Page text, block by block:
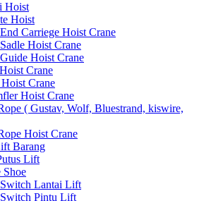
Hoist
Hoist
Carriege Hoist Crane
Hoist Crane
Hoist Crane
Crane
Crane
Hoist Crane
( Gustav, Wolf, Bluestrand, kiswire,
Hoist Crane
Barang
Lift
Shoe
Lantai Lift
Pintu Lift